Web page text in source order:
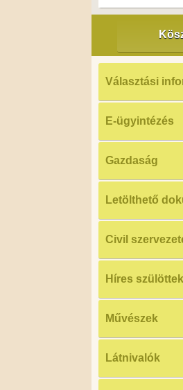
Választási
E-ügyintézés
Gazdaság
Letölthető
Civil
Híres szülöttek
Művészek
Látnivalók